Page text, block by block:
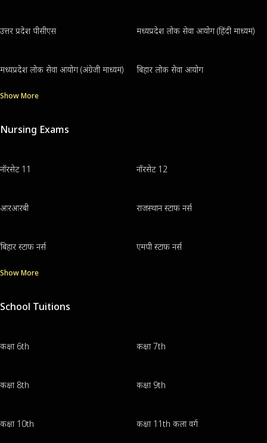
उत्तर प्रदेश पीसीएस मध्यप्रदेश लोक सेवा आयोग (हिंदी माध्यम)
मध्यप्रदेश लोक सेवा आयोग (अंग्रेजी माध्यम) बिहार लोक सेवा आयोग
Show More
Nursing Exams
नॉरसेट 11 नॉरसेट 12
आरआरबी राजस्थान स्टाफ नर्स
बिहार स्टाफ नर्स एमपी स्टाफ नर्स
Show More
School Tuitions
कक्षा 6th कक्षा 7th
कक्षा 8th कक्षा 9th
कक्षा 10th कक्षा 11th कला वर्ग